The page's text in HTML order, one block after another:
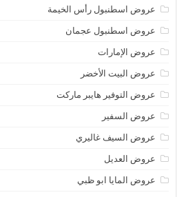
عروض اسطنبول رأس الخيمة
عروض اسطنبول عجمان
عروض الإمارات
عروض البيت الأخضر
عروض التوفير هايبر ماركت
عروض السفير
عروض السيف غاليري
عروض العديل
عروض المايا ابو ظبي